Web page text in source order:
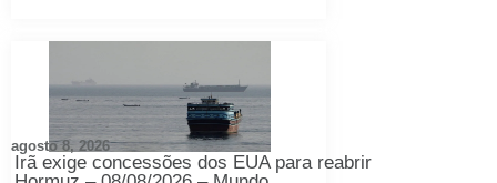
Irã exige concessões dos EUA para reabrir
agosto 8, 2026